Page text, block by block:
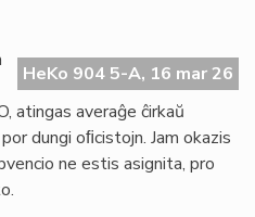
HeKo 904 5-A, 16 mar 26
atingas averaĝe ĉirkaŭ
dungi oﬁcistojn. Jam okazis
ne estis asignita, pro